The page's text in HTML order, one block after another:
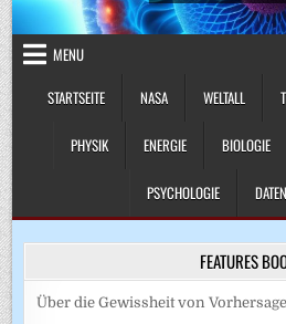
MENU
STARTSEITE
NASA WELTALL
PHYSIK ENERGIE BIOLOGIE
PSYCHOLOGIE
FEATURES
Über die Gewissheit von